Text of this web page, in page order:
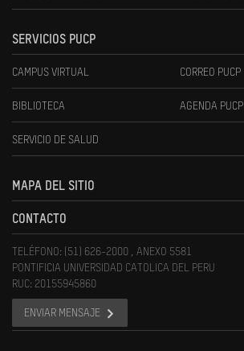
SERVICIOS PUCP
CAMPUS VIRTUAL CORREO PUCP
BIBLIOTECA AGENDA PUCP
SERVICIO DE SALUD
MAPA DEL SITIO
CONTACTO
TELÉFONO: (51) 626-2000 , ANEXO 5581
PONTIFICIA UNIVERSIDAD CATOLICA DEL PERU
RUC: 20155945860
ENVIAR MENSAJE